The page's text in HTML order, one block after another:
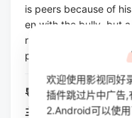
is peers because of
en with the bully, but
rs and asks for Don’s
pirits being in trouble.
导演： Ryan Adriandhy
主演： Ariel Noah
欢迎使用影视同好
插件跳过片中广告
2.Android可以使